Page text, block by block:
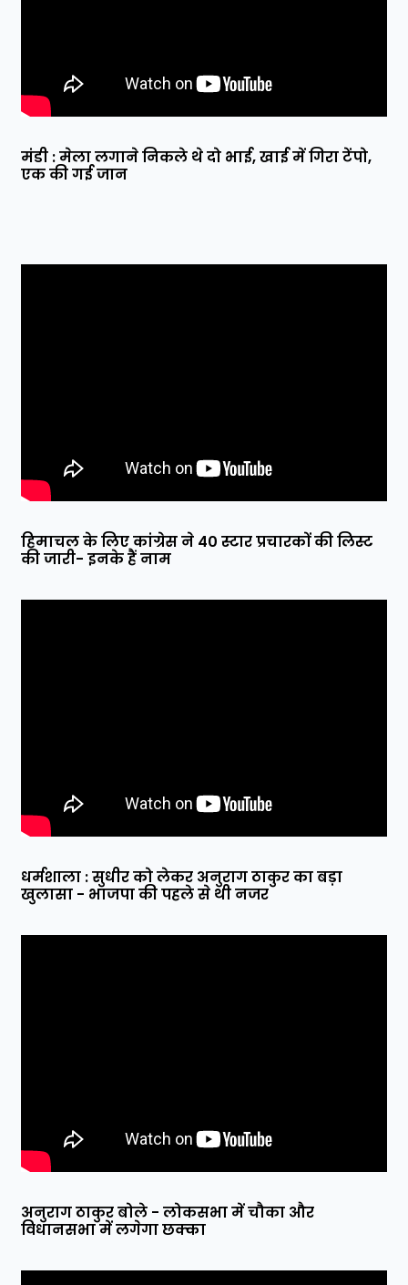
मंडी : मेला लगाने निकले थे दो भाई, खाई में गिरा टेंपो,
एक की गई जान
हिमाचल के लिए कांग्रेस ने 40 स्टार प्रचारकों की लिस्ट
की जारी- इनके हैं नाम
धर्मशाला : सुधीर को लेकर अनुराग ठाकुर का बड़ा
खुलासा - भाजपा की पहले से थी नजर
अनुराग ठाकुर बोले - लोकसभा में चौका और
विधानसभा में लगेगा छक्का